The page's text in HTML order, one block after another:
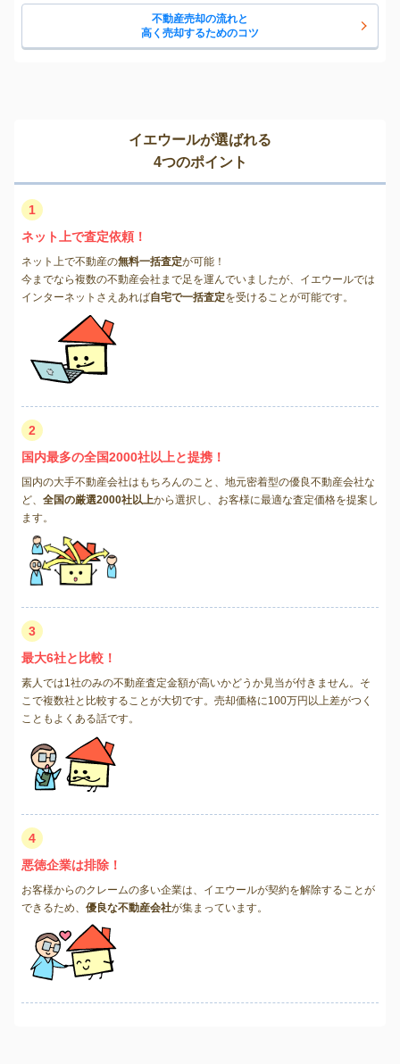
不動産売却の流れと
高く売却するためのコツ
イエウールが選ばれる
4つのポイント
1
ネット上で査定依頼！
ネット上で不動産の無料一括査定が可能！
今までなら複数の不動産会社まで足を運んでいましたが、イエウールでは
インターネットさえあれば自宅で一括査定を受けることが可能です。
2
国内最多の全国2000社以上と提携！
国内の大手不動産会社はもちろんのこと、地元密着型の優良不動産会社な
ど、 全国の厳選2000社以上から選択し、お客様に最適な査定価格を提案し
ます。
3
最大6社と比較！
素人では1社のみの不動産査定金額が高いかどうか見当が付きません。そ
こで複数社と比較することが大切です。売却価格に100万円以上差がつく
こともよくある話です。
4
悪徳企業は排除！
お客様からのクレームの多い企業は、イエウールが契約を解除することが
できるため、 優良な不動産会社が集まっています。